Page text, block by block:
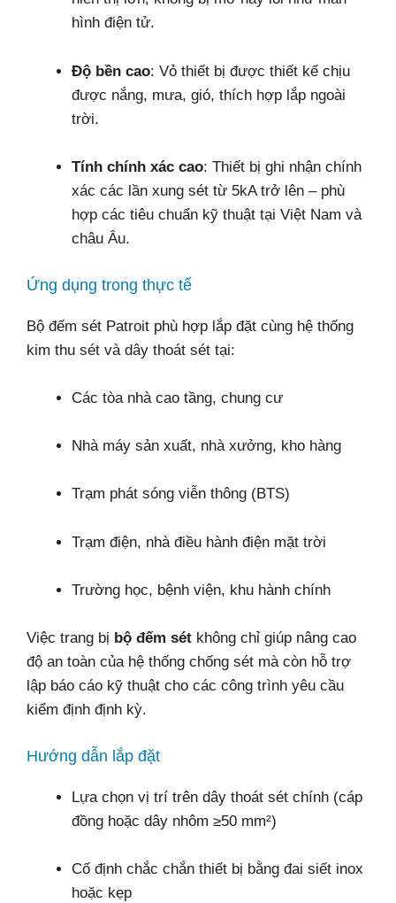
hình điện tử.
Độ bền cao: Vỏ thiết bị được thiết kế chịu
được nắng, mưa, gió, thích hợp lắp ngoài
trời.
Tính chính xác cao: Thiết bị ghi nhận chính
xác các lần xung sét từ 5kA trở lên – phù
hợp các tiêu chuẩn kỹ thuật tại Việt Nam và
châu Âu.
Ứng dụng trong thực tế
Bộ đếm sét Patroit phù hợp lắp đặt cùng hệ thống
kim thu sét và dây thoát sét tại:
Các tòa nhà cao tầng, chung cư
Nhà máy sản xuất, nhà xưởng, kho hàng
Trạm phát sóng viễn thông (BTS)
Trạm điện, nhà điều hành điện mặt trời
Trường học, bệnh viện, khu hành chính
Việc trang bị bộ đếm sét không chỉ giúp nâng cao
độ an toàn của hệ thống chống sét mà còn hỗ trợ
lập báo cáo kỹ thuật cho các công trình yêu cầu
kiểm định định kỳ.
Hướng dẫn lắp đặt
Lựa chọn vị trí trên dây thoát sét chính (cáp
đồng hoặc dây nhôm ≥50 mm²)
Cố định chắc chắn thiết bị bằng đai siết inox
hoặc kẹp